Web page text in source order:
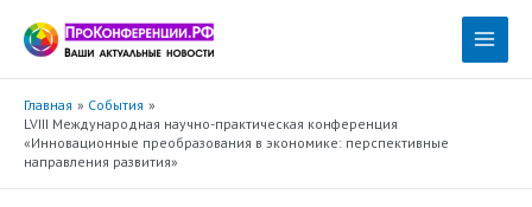
содержимому
Main
Главная
События
LVIII Международная научно-практическая конференция
«Инновационные преобразования в экономике: перспективные
направления развития»